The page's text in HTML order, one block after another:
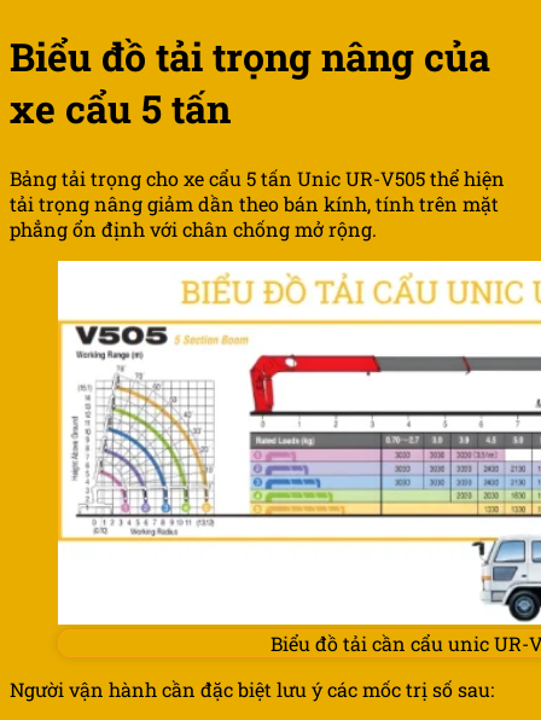
Biểu đồ tải trọng nâng của
xe cẩu 5 tấn
Bảng tải trọng cho xe cẩu 5 tấn Unic UR-V505 thể hiện
tải trọng nâng giảm dần theo bán kính, tính trên mặt
phẳng ổn định với chân chống mở rộng.
Biểu đồ tải cần cẩu unic UR-
Người vận hành cần đặc biệt lưu ý các mốc trị số sau: